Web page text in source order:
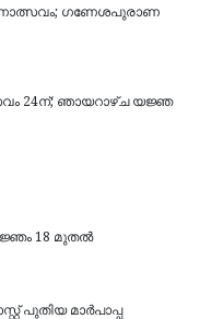
ഗണേശപുരാണ
24ന്; ഞായറാഴ്ച യജ്ഞ
18 മുതൽ
പുതിയ മാർപാപ്പ